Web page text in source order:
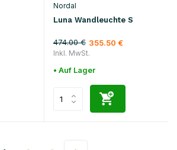
Nordal
Luna Wandleuchte S
474.00 € 355.50 €
Inkl. MwSt.
• Auf Lager